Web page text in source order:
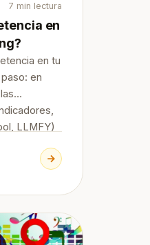
7 min lectura
en
en tu
en
LLMFY)